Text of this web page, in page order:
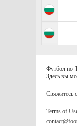
Футбол по
Здесь вы
Свяжитесь
Terms of